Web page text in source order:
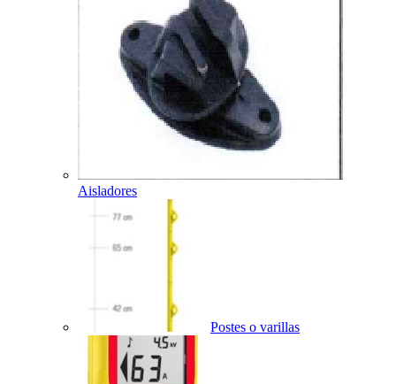
Aisladores
Postes o varillas